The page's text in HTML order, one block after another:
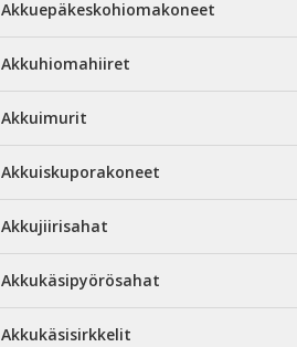
Akkuepäkeskohiomakoneet
Akkuhiomahiiret
Akkuimurit
Akkuiskuporakoneet
Akkujiirisahat
Akkukäsipyörösahat
Akkukäsisirkkelit